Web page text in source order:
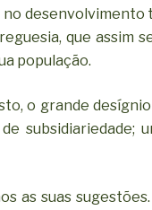
desenvolvimento
que assim
população.
o grande
subsidiariedade;
as suas